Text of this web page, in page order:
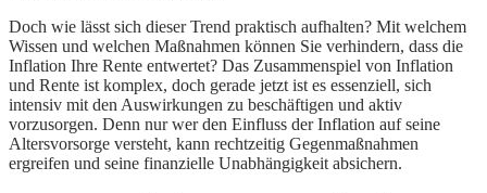
Doch wie lässt sich dieser Trend praktisch aufhalten? Mit welchem
Wissen und welchen Maßnahmen können Sie verhindern, dass die
Inflation Ihre Rente entwertet? Das Zusammenspiel von Inflation
und Rente ist komplex, doch gerade jetzt ist es essenziell, sich
intensiv mit den Auswirkungen zu beschäftigen und aktiv
vorzusorgen. Denn nur wer den Einfluss der Inflation auf seine
Altersvorsorge versteht, kann rechtzeitig Gegenmaßnahmen
ergreifen und seine finanzielle Unabhängigkeit absichern.